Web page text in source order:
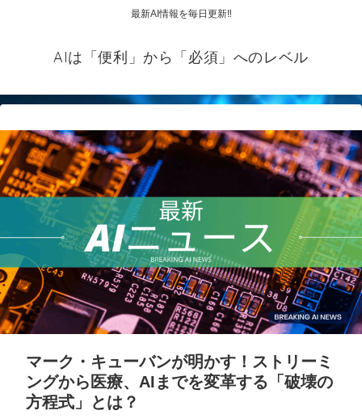
最新AI情報を毎日更新‼
AIは「便利」から「必須」へのレベル
マーク・キューバンが明かす！ストリーミ
ングから医療、AIまでを変革する「破壊の
方程式」とは？